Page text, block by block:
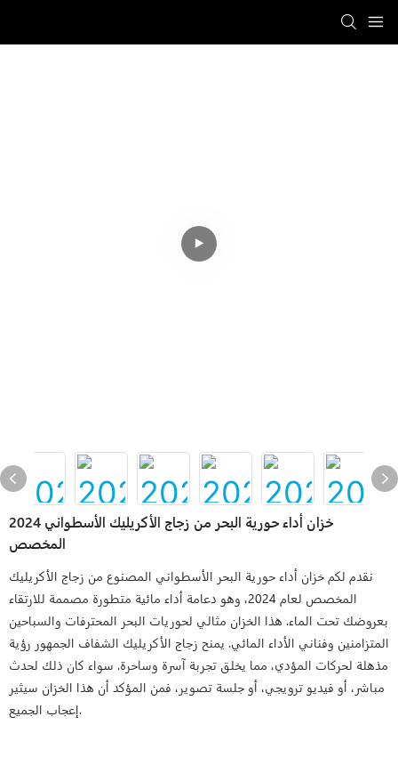
2024 خزان أداء حورية البحر من زجاج الأكريليك الأسطواني
المخصص
نقدم لكم خزان أداء حورية البحر الأسطواني المصنوع من زجاج الأكريليك
المخصص لعام 2024، وهو دعامة أداء مائية متطورة مصممة للارتقاء
بعروضك تحت الماء. هذا الخزان مثالي لحوريات البحر المحترفات والسباحين
المتزامنين وفناني الأداء المائي. يمنح زجاج الأكريليك الشفاف الجمهور رؤية
مذهلة لحركات المؤدي، مما يخلق تجربة آسرة وساحرة. سواء كان ذلك لحدث
مباشر، أو فيديو ترويجي، أو جلسة تصوير، فمن المؤكد أن هذا الخزان سيثير
إعجاب الجميع.